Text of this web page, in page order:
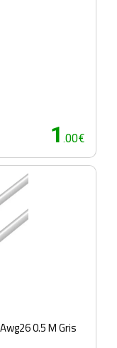
1 .00€
0.5 M Gris